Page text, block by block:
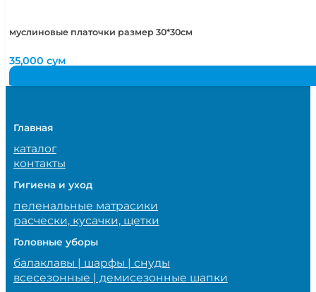
муслиновые платочки размер 30*30см
35,000сум
Главная
каталог
контакты
Гигиена и уход
пеленальные матрасики
расчески, кусачки, щетки
Головные уборы
балаклавы | шарфы | снуды
всесезонные | демисезонные шапки